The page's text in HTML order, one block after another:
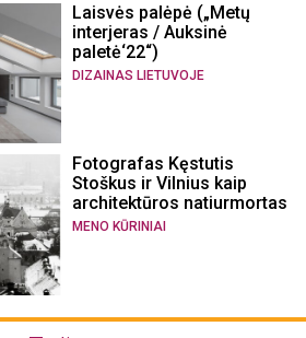
Laisvės palėpė („Metų
interjeras / Auksinė
paletė‘22“)
DIZAINAS LIETUVOJE
Fotografas Kęstutis
Stoškus ir Vilnius kaip
architektūros natiurmortas
MENO KŪRINIAI